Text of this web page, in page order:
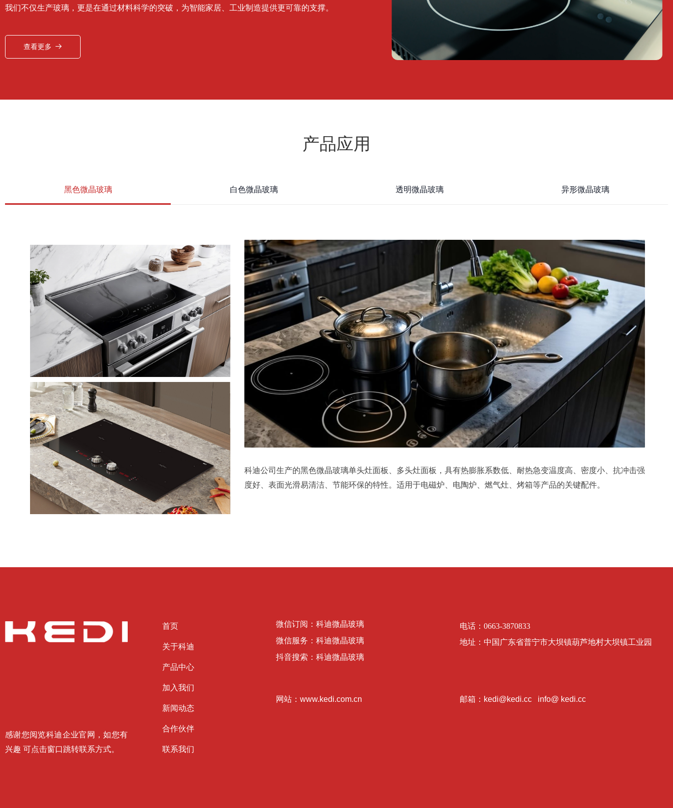
我们不仅生产玻璃，更是在通过材料科学的突破，为智能家居、工业制造提供更可靠的支撑。
查看更多 뀠
黑色微晶玻璃 白色微晶玻璃 透明微晶玻璃 异形微晶玻璃
科迪公司生产的黑色微晶玻璃单头灶面板、多头灶面板，具有热膨胀系数低、耐热急变温度高、密度小、抗冲击强
度好、表面光滑易清洁、节能环保的特性。适用于电磁炉、电陶炉、燃气灶、烤箱等产品的关键配件。
产品应用
感谢您阅览科迪企业官网，如您有
兴趣 可点击窗口跳转联系方式。
首页
关于科迪
产品中心
加入我们
新闻动态
合作伙伴
联系我们
微信订阅：科迪微晶玻璃
微信服务：科迪微晶玻璃
抖音搜索：科迪微晶玻璃
网站：www.kedi.com.cn
电话： 0663-3870833
地址： 中国广东省普宁市大坝镇葫芦地村大坝镇工业园
邮箱：kedi@kedi.cc info@ kedi.cc